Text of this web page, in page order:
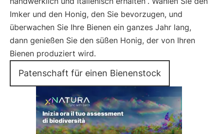
Imker und den Honig, den Sie bevorzugen, und
überwachen Sie Ihre Bienen ein ganzes Jahr lang,
dann genießen Sie den süßen Honig, der von Ihren
Bienen produziert wird.
Patenschaft für einen Bienenstock